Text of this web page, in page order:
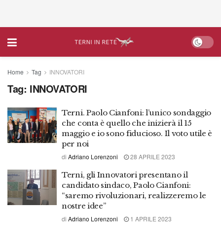
Home Tag INNOVATORI
Tag: INNOVATORI
Terni. Paolo Cianfoni: l’unico sondaggio
che conta è quello che inizierà il 15
maggio e io sono fiducioso. Il voto utile è
per noi
di Adriano Lorenzoni 28 APRILE 2023
Terni, gli Innovatori presentano il
candidato sindaco, Paolo Cianfoni:
“saremo rivoluzionari, realizzeremo le
nostre idee”
di Adriano Lorenzoni 1 APRILE 2023